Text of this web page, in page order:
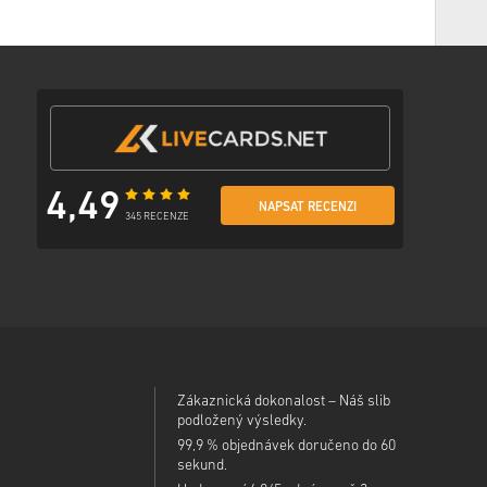
4,49 345 RECENZE
NAPSAT RECENZI
Zákaznická dokonalost – Náš slib
podložený výsledky.
99,9 % objednávek doručeno do 60
sekund.